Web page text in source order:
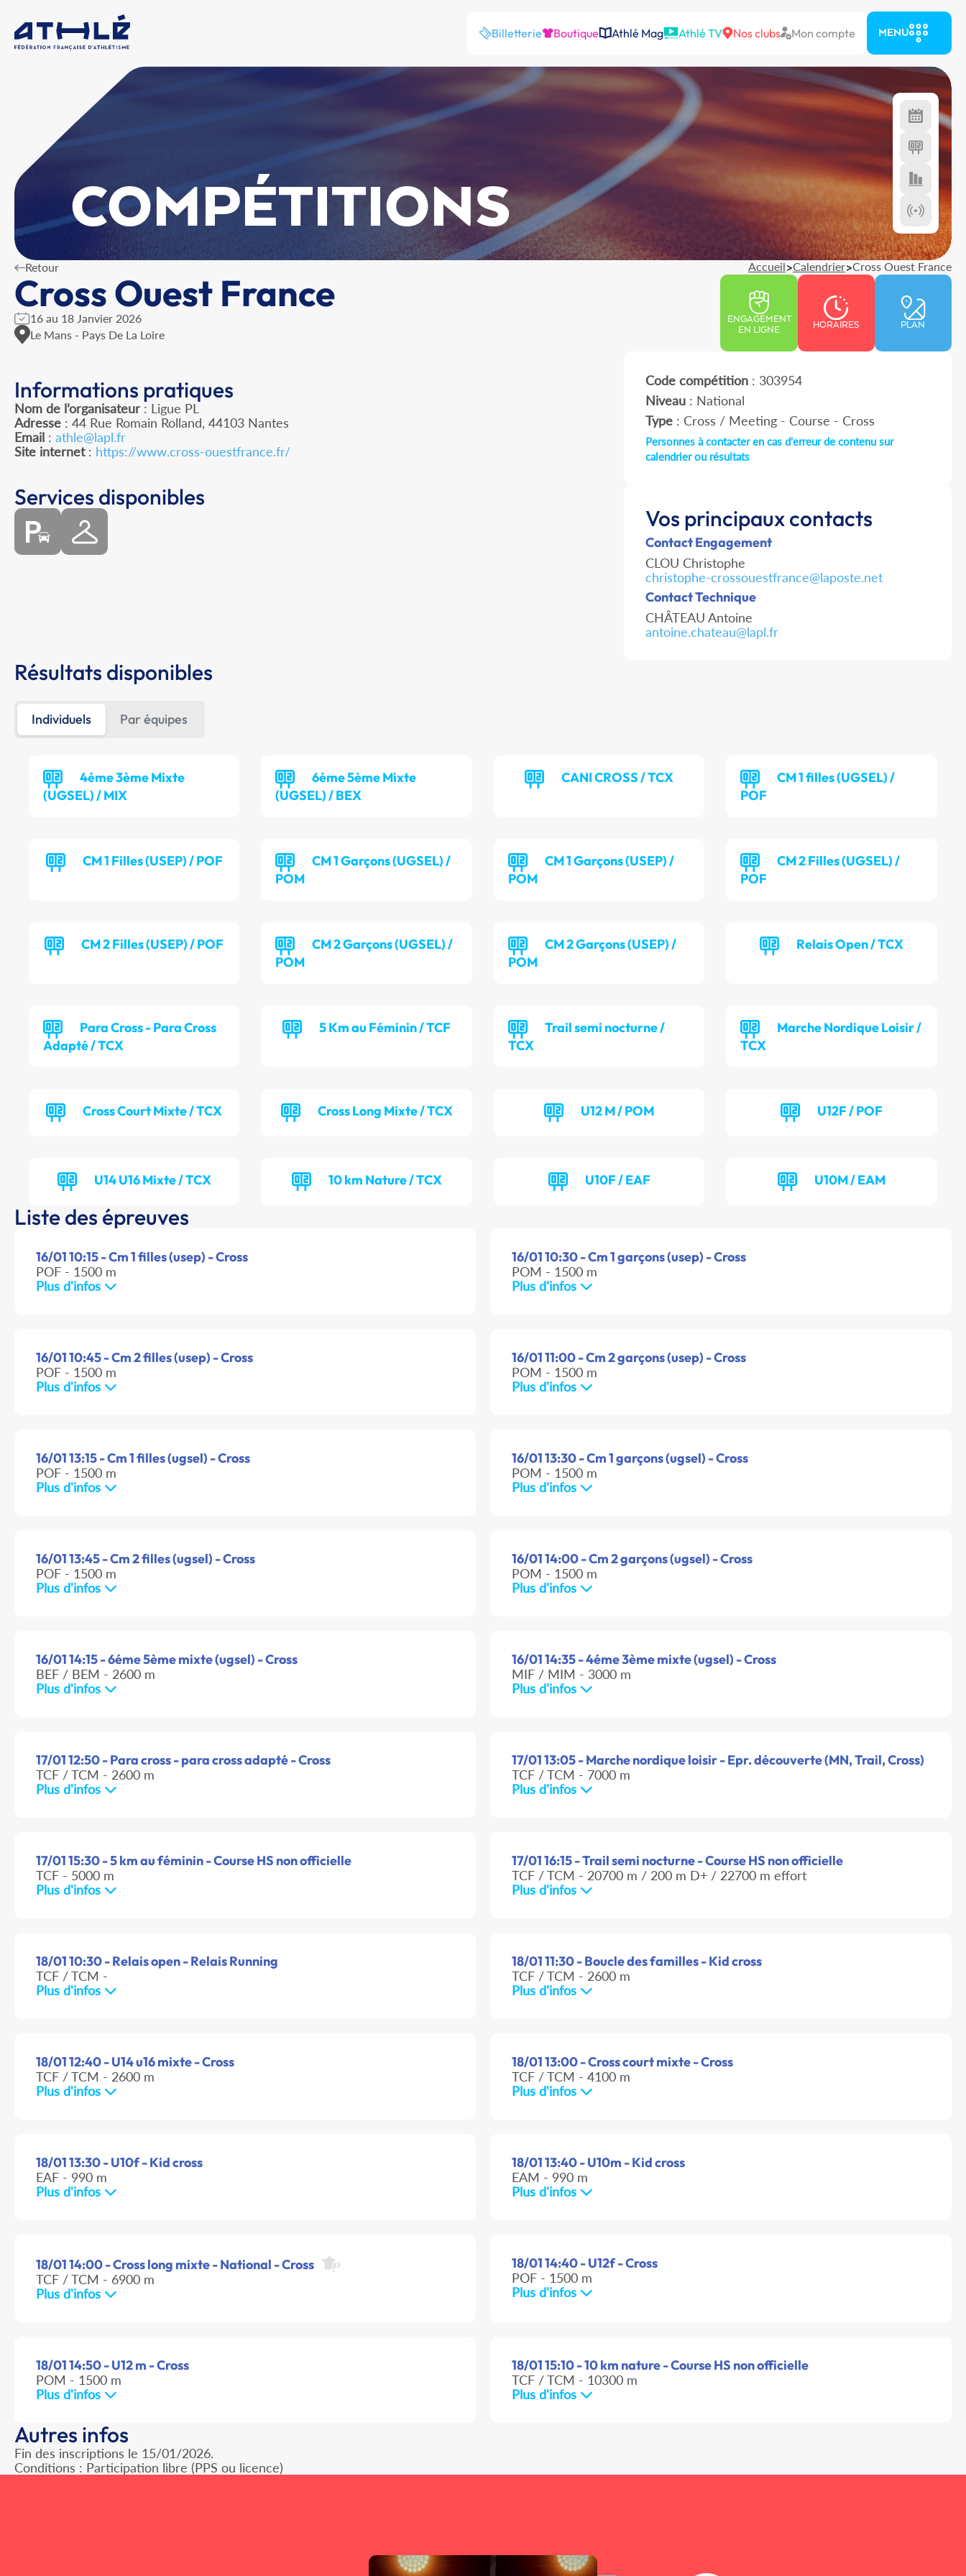
Billetterie Boutique Athlé Mag Athlé TV Nos clubs Mon compte MENU
COMPÉTITIONS
Retour Accueil>Calendrier>Cross Ouest France
Cross Ouest France
16 au 18 Janvier 2026
Le Mans - Pays De La Loire
ENGAGEMENT
EN LIGNE
HORAIRES PLAN
Informations pratiques
Nom de l’organisateur : Ligue PL
Adresse : 44 Rue Romain Rolland, 44103 Nantes
Email : athle@lapl.fr
Site internet: https://www.cross-ouestfrance.fr/
Code compétition: 303954
Niveau: National
Type: Cross / Meeting - Course - Cross
Personnes à contacter en cas d'erreur de contenu sur
calendrier ou résultats
Services disponibles
Vos principaux contacts
Contact Engagement
CLOU Christophe
christophe-crossouestfrance@laposte.net
Contact Technique
CHÂTEAU Antoine
antoine.chateau@lapl.fr
Résultats disponibles
Individuels Par équipes
4éme 3ème Mixte
(UGSEL) / MIX
6éme 5ème Mixte
(UGSEL) / BEX
CANI CROSS / TCX
CM 1 filles (UGSEL) /
POF
CM 1 Filles (USEP) / POF
CM 1 Garçons (UGSEL) /
POM
CM 1 Garçons (USEP) /
POM
CM 2 Filles (UGSEL) /
POF
CM 2 Filles (USEP) / POF
CM 2 Garçons (UGSEL) /
POM
CM 2 Garçons (USEP) /
POM
Relais Open / TCX
Para Cross - Para Cross
Adapté / TCX
5 Km au Féminin / TCF
Trail semi nocturne /
TCX
Marche Nordique Loisir /
TCX
Cross Court Mixte / TCX Cross Long Mixte / TCX U12 M / POM U12F / POF
U14 U16 Mixte / TCX 10 km Nature / TCX U10F / EAF U10M / EAM
Liste des épreuves
16/01 10:15 - Cm 1 filles (usep) - Cross
POF - 1500 m
Plus d'infos
16/01 10:30 - Cm 1 garçons (usep) - Cross
POM - 1500 m
Plus d'infos
16/01 10:45 - Cm 2 filles (usep) - Cross
POF - 1500 m
Plus d'infos
16/01 11:00 - Cm 2 garçons (usep) - Cross
POM - 1500 m
Plus d'infos
16/01 13:15 - Cm 1 filles (ugsel) - Cross
POF - 1500 m
Plus d'infos
16/01 13:30 - Cm 1 garçons (ugsel) - Cross
POM - 1500 m
Plus d'infos
16/01 13:45 - Cm 2 filles (ugsel) - Cross
POF - 1500 m
Plus d'infos
16/01 14:00 - Cm 2 garçons (ugsel) - Cross
POM - 1500 m
Plus d'infos
16/01 14:15 - 6éme 5ème mixte (ugsel) - Cross
BEF / BEM - 2600 m
Plus d'infos
16/01 14:35 - 4éme 3ème mixte (ugsel) - Cross
MIF / MIM - 3000 m
Plus d'infos
17/01 12:50 - Para cross - para cross adapté - Cross
TCF / TCM - 2600 m
Plus d'infos
17/01 13:05 - Marche nordique loisir - Epr. découverte (MN, Trail, Cross)
TCF / TCM - 7000 m
Plus d'infos
17/01 15:30 - 5 km au féminin - Course HS non officielle
TCF - 5000 m
Plus d'infos
17/01 16:15 - Trail semi nocturne - Course HS non officielle
TCF / TCM - 20700 m / 200 m D+ / 22700 m effort
Plus d'infos
18/01 10:30 - Relais open - Relais Running
TCF / TCM -
Plus d'infos
18/01 11:30 - Boucle des familles - Kid cross
TCF / TCM - 2600 m
Plus d'infos
18/01 12:40 - U14 u16 mixte - Cross
TCF / TCM - 2600 m
Plus d'infos
18/01 13:00 - Cross court mixte - Cross
TCF / TCM - 4100 m
Plus d'infos
18/01 13:30 - U10f - Kid cross
EAF - 990 m
Plus d'infos
18/01 13:40 - U10m - Kid cross
EAM - 990 m
Plus d'infos
18/01 14:00 - Cross long mixte - National - Cross
TCF / TCM - 6900 m
Plus d'infos
18/01 14:40 - U12f - Cross
POF - 1500 m
Plus d'infos
18/01 14:50 - U12 m - Cross
POM - 1500 m
Plus d'infos
18/01 15:10 - 10 km nature - Course HS non officielle
TCF / TCM - 10300 m
Plus d'infos
Autres infos
Fin des inscriptions le 15/01/2026.
Conditions : Participation libre (PPS ou licence)